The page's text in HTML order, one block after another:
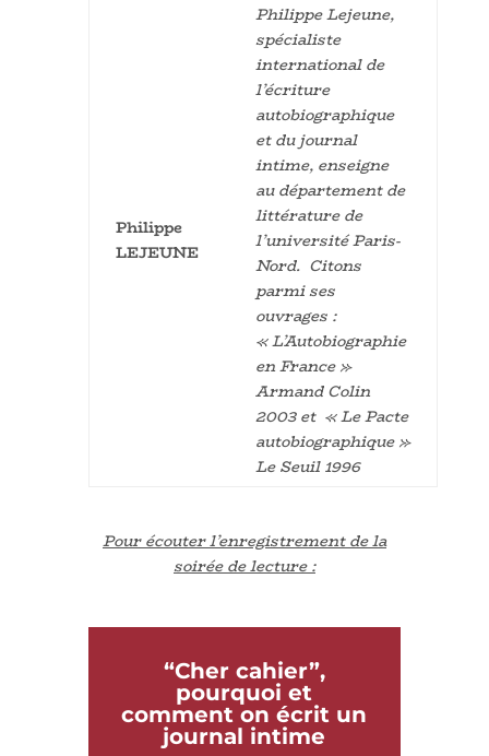
Philippe
LEJEUNE
Philippe Lejeune,
spécialiste
international de
l’écriture
autobiographique
et du journal
intime, enseigne
au département de
littérature de
l’université Paris-
Nord. Citons
parmi ses
ouvrages :
« L’Autobiographie
en France »
Armand Colin
2003 et « Le Pacte
autobiographique »
Le Seuil 1996
Pour écouter l’enregistrement de la
soirée de lecture :
“Cher cahier”,
pourquoi et
comment on écrit un
journal intime